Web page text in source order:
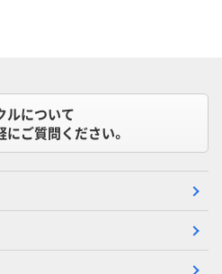
ルについて
にご質問ください。